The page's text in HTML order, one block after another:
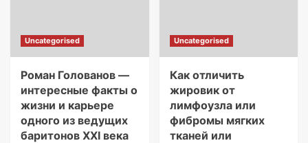
Uncategorised
Роман Голованов —
интересные факты о
жизни и карьере
одного из ведущих
баритонов XXI века
Uncategorised
Как отличить
жировик от
лимфоузла или
фибромы мягких
тканей или